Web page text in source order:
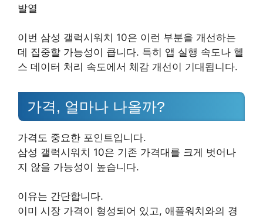
발열
이번 삼성 갤럭시워치 10은 이런 부분을 개선하는
데 집중할 가능성이 큽니다. 특히 앱 실행 속도나 헬
스 데이터 처리 속도에서 체감 개선이 기대됩니다.
가격, 얼마나 나올까?
가격도 중요한 포인트입니다.
삼성 갤럭시워치 10은 기존 가격대를 크게 벗어나
지 않을 가능성이 높습니다.
이유는 간단합니다.
이미 시장 가격이 형성되어 있고, 애플워치와의 경